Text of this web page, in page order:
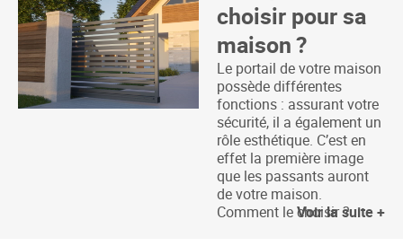
choisir pour sa
maison ?
Le portail de votre maison
possède différentes
fonctions : assurant votre
sécurité, il a également un
rôle esthétique. C’est en
effet la première image
que les passants auront
de votre maison.
Comment le choisir ?
Voir la suite +